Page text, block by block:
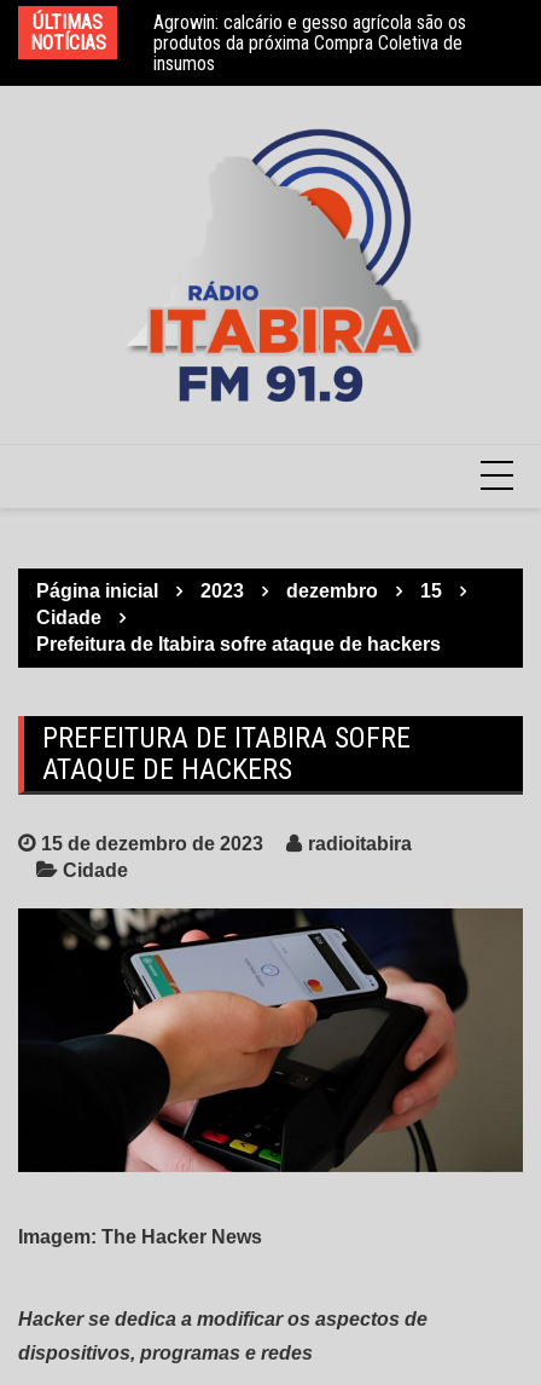
para
conteúdo
ÚLTIMAS
NOTÍCIAS
Agrowin: calcário e gesso agrícola são os
produtos da próxima Compra Coletiva de
insumos
Novo convênio com a Associação Nosso Lar
garante atendimento a crianças com TEA
Página inicial 2023 dezembro
15
Cidade
Prefeitura de Itabira sofre ataque de hackers
PREFEITURA DE ITABIRA SOFRE
ATAQUE DE HACKERS
15 de dezembro de 2023
radioitabira
Cidade
Imagem: The Hacker News
Hacker se dedica a modificar os aspectos de
dispositivos, programas e redes